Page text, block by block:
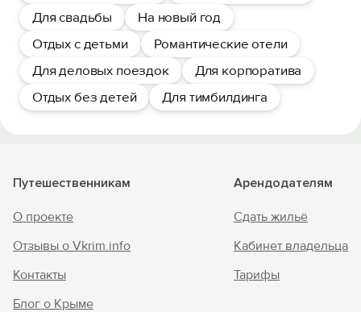
Для свадьбы
На новый год
Отдых с детьми
Романтические отели
Для деловых поездок
Для корпоратива
Отдых без детей
Для тимбилдинга
Путешественникам
О проекте
Отзывы о Vkrim.info
Контакты
Блог о Крыме
Арендодателям
Сдать жильё
Кабинет владельца
Тарифы